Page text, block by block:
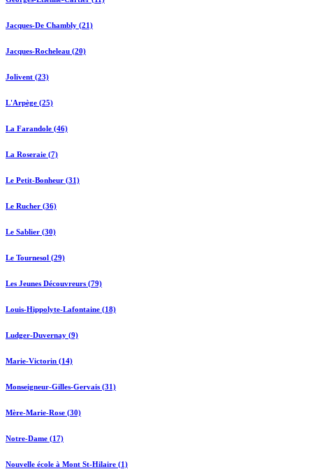
Jacques-De Chambly (21)
Jacques-Rocheleau (20)
Jolivent (23)
L'Arpège (25)
La Farandole (46)
La Roseraie (7)
Le Petit-Bonheur (31)
Le Rucher (36)
Le Sablier (30)
Le Tournesol (29)
Les Jeunes Découvreurs (79)
Louis-Hippolyte-Lafontaine (18)
Ludger-Duvernay (9)
Marie-Victorin (14)
Monseigneur-Gilles-Gervais (31)
Mère-Marie-Rose (30)
Notre-Dame (17)
Nouvelle école à Mont St-Hilaire (1)